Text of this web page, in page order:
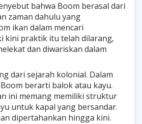
bahwa Boom berasal dari
zaman dahulu yang
ikan dalam mencari
kini praktik itu telah dilarang,
dan diwariskan dalam
dari sejarah kolonial. Dalam
berarti balok atau kayu.
ini memang memiliki struktur
untuk kapal yang bersandar.
dipertahankan hingga kini.